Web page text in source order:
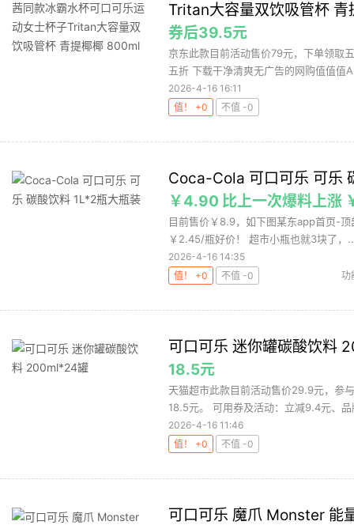
Tritan大容量双饮吸管杯
券后39.5元
京东此款目前活动售价79元，下单领取
五折 下载干净清爽无广告的网购值值值
2026-4-16 16:11
值！ +0
不值 -0
Coca-Cola 可口可乐 可乐
￥4.90 比上一次爆料上涨
目前售价￥8.9，如下图某东app首页-
￥2.45/瓶好价！ 超市小瓶也就3块了，
2026-4-16 14:35
值！ +0
不值 -0 功
可口可乐 迷你罐碳酸饮料
18.5元
天猫超市此款目前活动售价29.9元，参
18.5元。 可用券及活动：立减9.4元、
2026-4-16 11:46
值！ +0
不值 -0
可口可乐 魔爪 Monster 能